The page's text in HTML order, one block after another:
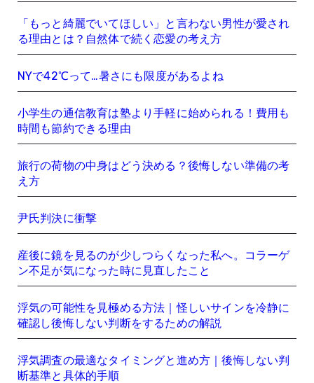
「もっと綺麗でいてほしい」と言わない男性が愛され
る理由とは？自然体で続く恋愛の考え方
NYで42℃って…暑さにも限度があるよね
小学生の通信教育は塾より手軽に始められる！費用も
時間も節約できる理由
旅行の荷物の中身はどう決める？後悔しない準備の考
え方
尹氏判決に衝撃
産後に鏡を見るのが少しつらくなった私へ。コラーゲ
ン不足が気になった時に見直したこと
浮気の可能性を見極める方法｜怪しいサインを冷静に
確認し後悔しない判断をするための解説
浮気調査の最適なタイミングと進め方｜後悔しない判
断基準と具体的手順